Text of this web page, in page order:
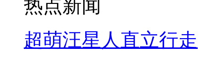
热点新闻
超萌汪星人直立行走